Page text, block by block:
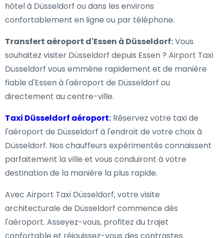
hôtel à Düsseldorf ou dans les environs
confortablement en ligne ou par téléphone.
Transfert aéroport d'Essen à Düsseldorf:Vous
souhaitez visiter Düsseldorf depuis Essen ? Airport Taxi
Düsseldorf vous emmène rapidement et de manière
fiable d'Essen à l'aéroport de Düsseldorf ou
directement au centre-ville.
Taxi Düsseldorf aéroport: Réservez votre taxi de
l'aéroport de Düsseldorf à l'endroit de votre choix à
Düsseldorf. Nos chauffeurs expérimentés connaissent
parfaitement la ville et vous conduiront à votre
destination de la manière la plus rapide.
Avec Airport Taxi Düsseldorf, votre visite
architecturale de Düsseldorf commence dès
l'aéroport. Asseyez-vous, profitez du trajet